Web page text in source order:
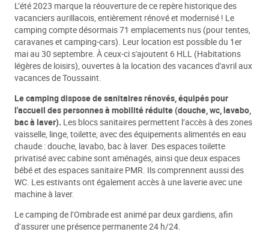
L’été 2023 marque la réouverture de ce repère historique des
vacanciers aurillacois, entièrement rénové et modernisé ! Le
camping compte désormais 71 emplacements nus (pour tentes,
caravanes et camping-cars). Leur location est possible du 1er
mai au 30 septembre. À ceux-ci s'ajoutent 6 HLL (Habitations
légères de loisirs), ouvertes à la location des vacances d'avril aux
vacances de Toussaint.
Le camping dispose de sanitaires rénovés, équipés pour
l'accueil des personnes à mobilité réduite (douche, wc, lavabo,
bac à laver). Les blocs sanitaires permettent l’accès à des zones
vaisselle, linge, toilette, avec des équipements alimentés en eau
chaude : douche, lavabo, bac à laver. Des espaces toilette
privatisé avec cabine sont aménagés, ainsi que deux espaces
bébé et des espaces sanitaire PMR. Ils comprennent aussi des
WC. Les estivants ont également accès à une laverie avec une
machine à laver.
Le camping de l’Ombrade est animé par deux gardiens, afin
d’assurer une présence permanente 24 h/24.